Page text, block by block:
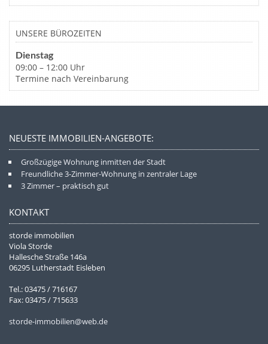
UNSERE BÜROZEITEN
Dienstag
09:00 – 12:00 Uhr
Termine nach Vereinbarung
NEUESTE IMMOBILIEN-ANGEBOTE:
Großzügige Wohnung inmitten der Stadt
Freundliche 3-Zimmer-Wohnung in zentraler Lage
3 Zimmer – praktisch gut
KONTAKT
storde immobilien
Viola Storde
Hallesche Straße 146a
06295 Lutherstadt Eisleben
Tel.: 03475 / 716167
Fax: 03475 / 715633
storde-immobilien@web.de